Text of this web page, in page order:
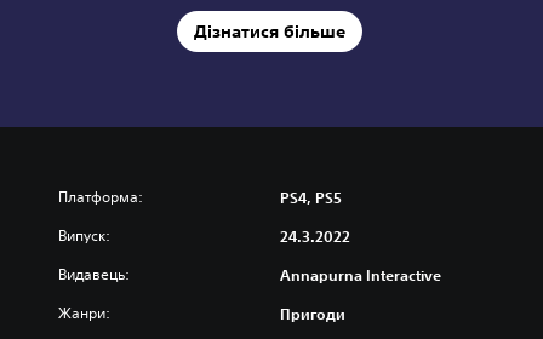
Дізнатися більше
Платформа: PS4, PS5
Випуск: 24.3.2022
Видавець: Annapurna Interactive
Жанри: Пригоди